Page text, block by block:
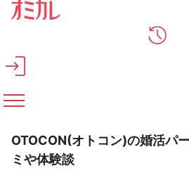
メインコンテンツへスキップ
OTOCON(オトコン)の婚活パ
ミや体験談